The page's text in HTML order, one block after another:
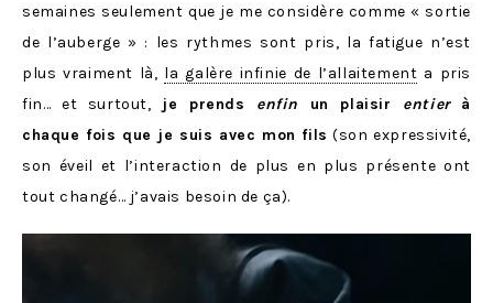
semaines seulement que je me considère comme « sortie
de l’auberge » : les rythmes sont pris, la fatigue n’est
plus vraiment là, la galère infinie de l’allaitement a pris
fin… et surtout,
je prends enfin un plaisir entierà
chaque fois que je suis avec mon fils (son expressivité,
son éveil et l’interaction de plus en plus présente ont
tout changé… j’avais besoin de ça).